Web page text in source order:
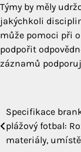
Týmy by měly
jakýchkoli
může pomoci při
podpořit
záznamů
Post
navigation
Specifikace
plážový fotbal:
materiály,